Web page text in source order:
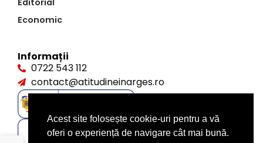
Editorial
Economic
Informații
0722 543 112
contact@atitudineinarges.ro
Acest site folosește cookie-uri pentru a vă
oferi o experiență de navigare cât mai bună.